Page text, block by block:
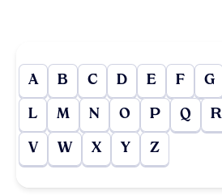
A B C D E F G
L M N O P Q R
V W X Y Z